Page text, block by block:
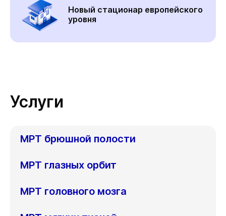
Новый стационар европейского
уровня
Услуги
МРТ брюшной полости
МРТ глазных орбит
МРТ головного мозга